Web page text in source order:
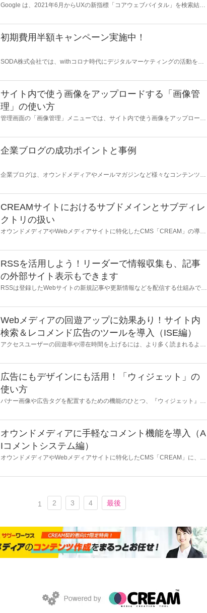
Google は、2021年6月からUXの新指標「コアウェブバイタル」を検索結果
初期費用半額キャンペーン実施中！
SODA株式会社では、withコロナ時代にデジタルマーケティングの活動を行
サイト内で使う画像をアップロードする「画像管
理」の使い方
管理画面の「画像管理」メニューでは、サイト内で使う画像をアップロード
の仕方と便利な使い方をご紹介します。
企業ブログの成功ポイントと事例
企業ブログは、オウンドメディアやメールマガジンなど様々なコンテンツマ
CREAMサイトにおけるサブドメインとサブディレ
クトリの扱い
オウンドメディアやWebメディアサイトに特化したCMS「CREAM」の導入
RSSを活用しよう！リーダーで情報収集も、記事
の外部サイト表示もできます
RSSは登録したWebサイトの新規記事や更新情報などを配信する仕組みで
Webメディアの回遊アップに効果あり！サイト内
検索＆レコメンド広告のツールを導入（ISE編）
アクセスユーザーの回遊率や滞在時間を上げるには、より多く読まれるよう
説します。
広告にもデザインにも活用！「ウィジェット」の
使い方
バナー画像や広告タグを配置するための機能のひとつ、『ウィジェット』を
オウンドメディアに手軽なコメント機能を導入（A
Iコメントシステム編）
オウンドメディアやWebメディアサイトに特化したCMS「CREAM」に、よ
1 2 3 4 最後